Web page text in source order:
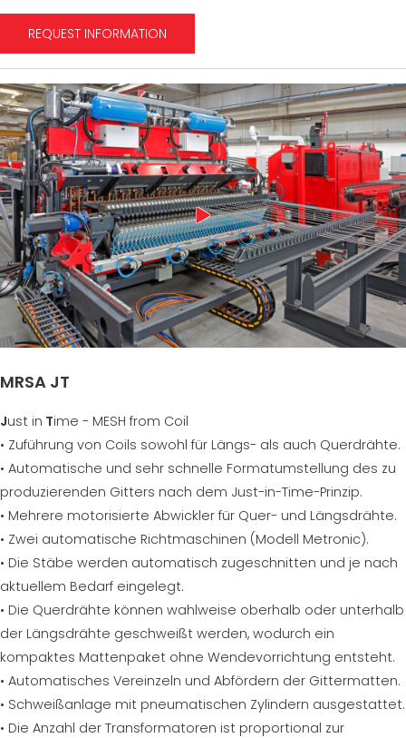
REQUEST INFORMATION
MRSA JT
Just in Time - MESH from Coil
• Zuführung von Coils sowohl für Längs- als auch Querdrähte.
• Automatische und sehr schnelle Formatumstellung des zu
produzierenden Gitters nach dem Just-in-Time-Prinzip.
• Mehrere motorisierte Abwickler für Quer- und Längsdrähte.
• Zwei automatische Richtmaschinen (Modell Metronic).
• Die Stäbe werden automatisch zugeschnitten und je nach
aktuellem Bedarf eingelegt.
• Die Querdrähte können wahlweise oberhalb oder unterhalb
der Längsdrähte geschweißt werden, wodurch ein
kompaktes Mattenpaket ohne Wendevorrichtung entsteht.
• Automatisches Vereinzeln und Abfördern der Gittermatten.
• Schweißanlage mit pneumatischen Zylindern ausgestattet.
• Die Anzahl der Transformatoren ist proportional zur